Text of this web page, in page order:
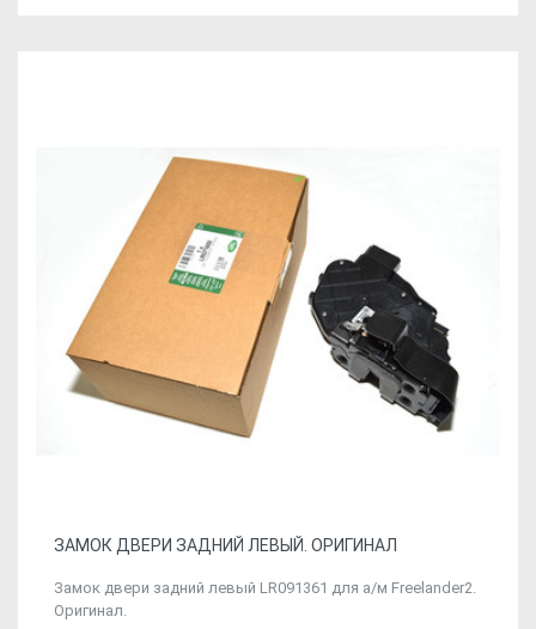
ЗАМОК ДВЕРИ ЗАДНИЙ ЛЕВЫЙ. ОРИГИНАЛ
Замок двери задний левый LR091361 для а/м Freelander2.
Оригинал.